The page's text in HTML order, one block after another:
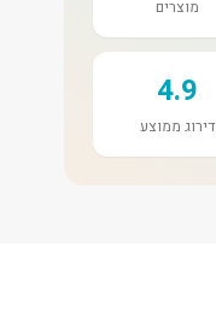
מוצרים
4.9
דירוג ממוצע